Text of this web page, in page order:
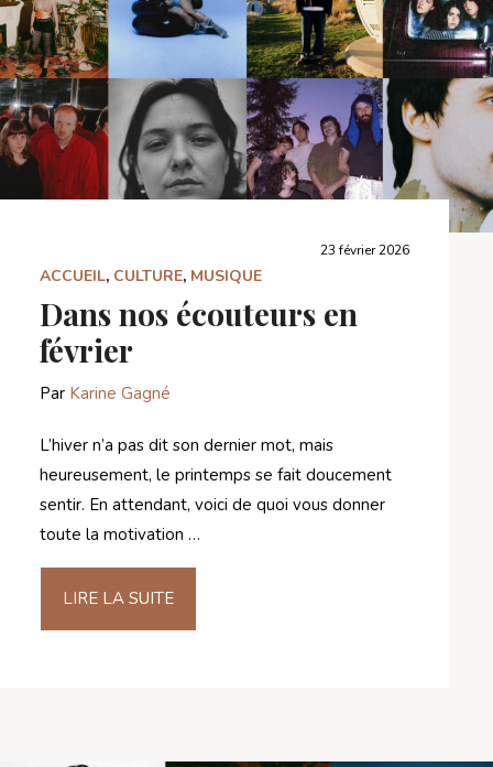
23 février 2026
ACCUEIL, CULTURE, MUSIQUE
Dans nos écouteurs en
février
Par Karine Gagné
L’hiver n’a pas dit son dernier mot, mais
heureusement, le printemps se fait doucement
sentir. En attendant, voici de quoi vous donner
toute la motivation …
LIRE LA SUITE